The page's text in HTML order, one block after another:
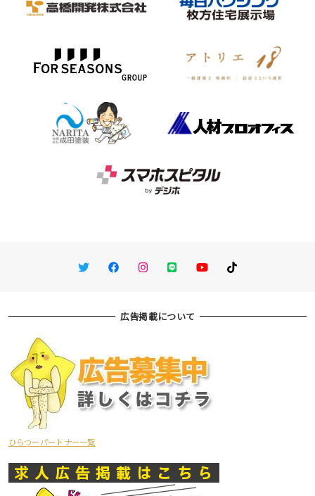
TwitterFacebookInstagram
LINE You TubeTikTok
広告掲載について
ひらつーパートナー一覧